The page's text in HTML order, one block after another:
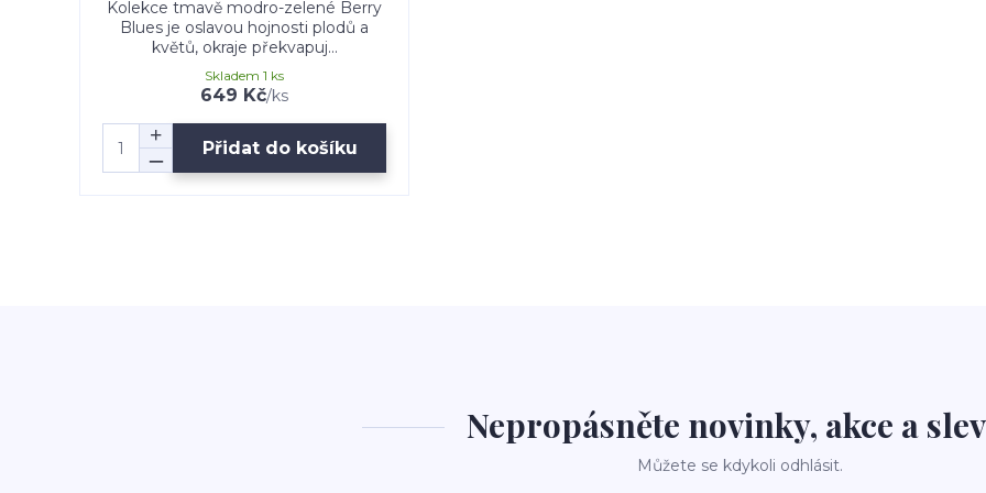
Kolekce tmavě modro-zelené Berry
Blues je oslavou hojnosti plodů a
květů, okraje překvapuj...
649 Kč/ks
Skladem 1 ks
Přidat do košíku
Nepropásněte novinky, akce a
Můžete se kdykoli odhlásit.